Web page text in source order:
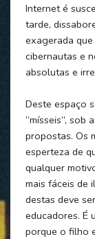
Internet é
tarde,
exagerada
cibernautas e
absolutas e
Deste espaço
“mísseis”, sob
propostas. Os
esperteza de
qualquer
mais fáceis de
destas deve
educadores. É
porque o filho